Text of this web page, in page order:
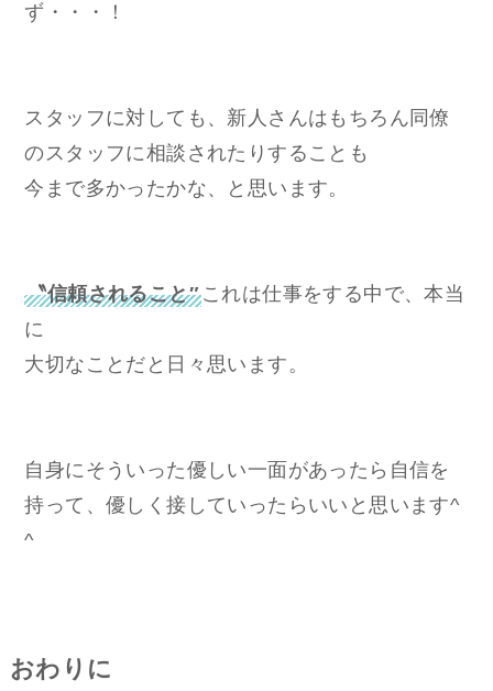
ず・・・！
スタッフに対しても、新人さんはもちろん同僚
のスタッフに相談されたりすることも
今まで多かったかな、と思います。
〝信頼されること″これは仕事をする中で、本当
に
大切なことだと日々思います。
自身にそういった優しい一面があったら自信を
持って、優しく接していったらいいと思います^
^
おわりに